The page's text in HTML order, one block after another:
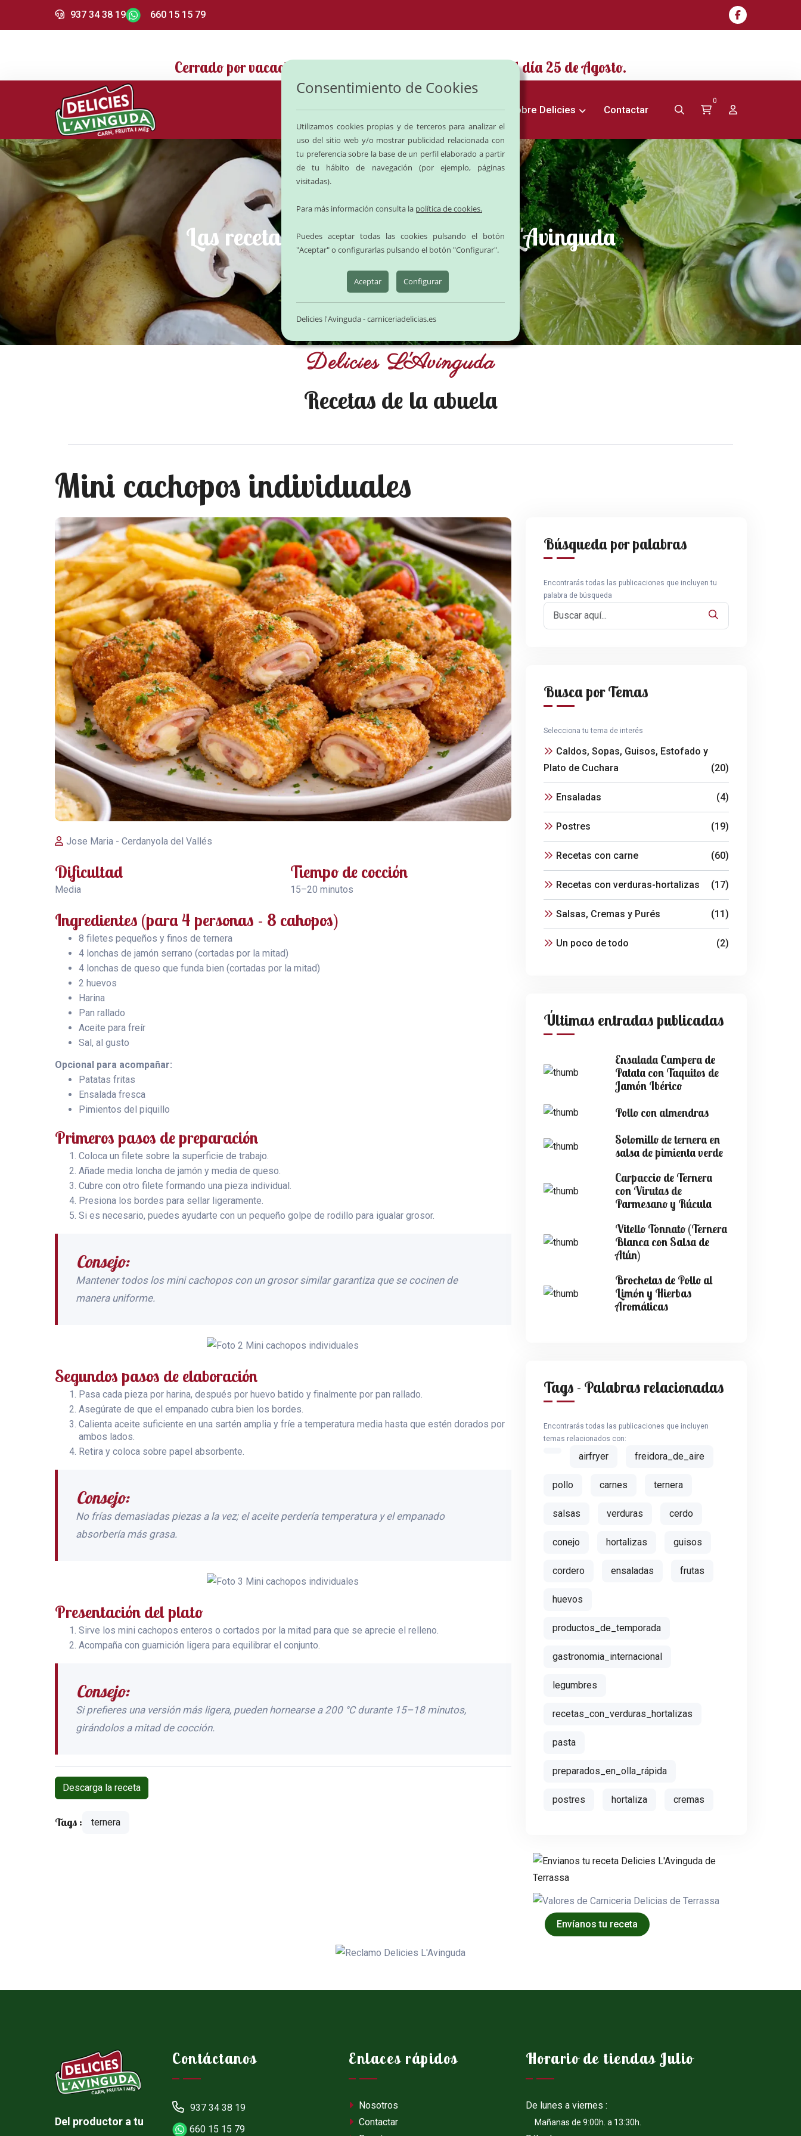
Consentimiento de Cookies
Utilizamos cookies propias y de terceros para analizar el
uso del sitio web y/o mostrar publicidad relacionada con
tu preferencia sobre la base de un perfil elaborado a partir
de tu hábito de navegación (por ejemplo, páginas
visitadas).
Para más información consulta la política de cookies.
Puedes aceptar todas las cookies pulsando el botón
"Aceptar" o configurarlas pulsando el botón "Configurar".
Aceptar Configurar
Delicies l'Avinguda - carniceriadelicias.es
937 34 38 19 660 15 15 79
Cerrado por vacaciones del Volvemos el día25 de Agosto.
Inicio Tienda Recetas y Consejos Sobre Delicies Contactar
0
Las recetas de la abuela - Delicies L'Avinguda
Delicies L'Avinguda
Recetas de la abuela
Mini cachopos individuales
Jose Maria - Cerdanyola del Vallés
Dificultad
Media
Tiempo de cocción
15–20 minutos
Ingredientes (para 4 personas - 8 cahopos)
8 filetes pequeños y finos de ternera
4 lonchas de jamón serrano (cortadas por la mitad)
4 lonchas de queso que funda bien (cortadas por la mitad)
2 huevos
Harina
Pan rallado
Aceite para freír
Sal, al gusto
Opcional para acompañar:
Patatas fritas
Ensalada fresca
Pimientos del piquillo
Primeros pasos de preparación
Coloca un filete sobre la superficie de trabajo.
Añade media loncha de jamón y media de queso.
Cubre con otro filete formando una pieza individual.
Presiona los bordes para sellar ligeramente.
Si es necesario, puedes ayudarte con un pequeño golpe de rodillo para igualar grosor.
Consejo:
Mantener todos los mini cachopos con un grosor similar garantiza que se cocinen de
manera uniforme.
Segundos pasos de elaboración
Pasa cada pieza por harina, después por huevo batido y finalmente por pan rallado.
Asegúrate de que el empanado cubra bien los bordes.
Calienta aceite suficiente en una sartén amplia y fríe a temperatura media hasta que estén dorados por
ambos lados.
Retira y coloca sobre papel absorbente.
Consejo:
No frías demasiadas piezas a la vez; el aceite perdería temperatura y el empanado
absorbería más grasa.
Presentación del plato
Sirve los mini cachopos enteros o cortados por la mitad para que se aprecie el relleno.
Acompaña con guarnición ligera para equilibrar el conjunto.
Consejo:
Si prefieres una versión más ligera, pueden hornearse a 200 °C durante 15–18 minutos,
girándolos a mitad de cocción.
Descarga la receta
Tags : ternera
Búsqueda por palabras
Encontrarás todas las publicaciones que incluyen tu
palabra de búsqueda
Busca por Temas
Selecciona tu tema de interés
Caldos, Sopas, Guisos, Estofado y
Plato de Cuchara
(20)
Ensaladas (4)
Postres (19)
Recetas con carne (60)
Recetas con verduras-hortalizas (17)
Salsas, Cremas y Purés (11)
Un poco de todo (2)
Últimas entradas publicadas
Ensalada Campera de
Patata con Taquitos de
Jamón Ibérico
Pollo con almendras
Solomillo de ternera en
salsa de pimienta verde
Carpaccio de Ternera
con Virutas de
Parmesano y Rúcula
Vitello Tonnato (Ternera
Blanca con Salsa de
Atún)
Brochetas de Pollo al
Limón y Hierbas
Aromáticas
Tags - Palabras relacionadas
Encontrarás todas las publicaciones que incluyen
temas relacionados con:
airfryer freidora_de_aire
pollo carnes ternera
salsas verduras cerdo
conejo hortalizas guisos
cordero ensaladas frutas
huevos
productos_de_temporada
gastronomia_internacional
legumbres
recetas_con_verduras_hortalizas
pasta
preparados_en_olla_rápida
postres hortaliza cremas
Envíanos tu receta
Del productor a tu
Contáctanos
937 34 38 19
660 15 15 79
Enlaces rápidos
Nosotros
Contactar
Horario de tiendas Julio
De lunes a viernes :
Mañanas de 9:00h. a 13:30h.